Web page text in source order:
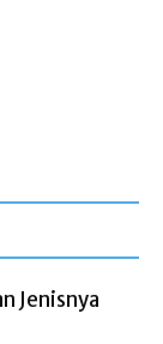
Jenisnya